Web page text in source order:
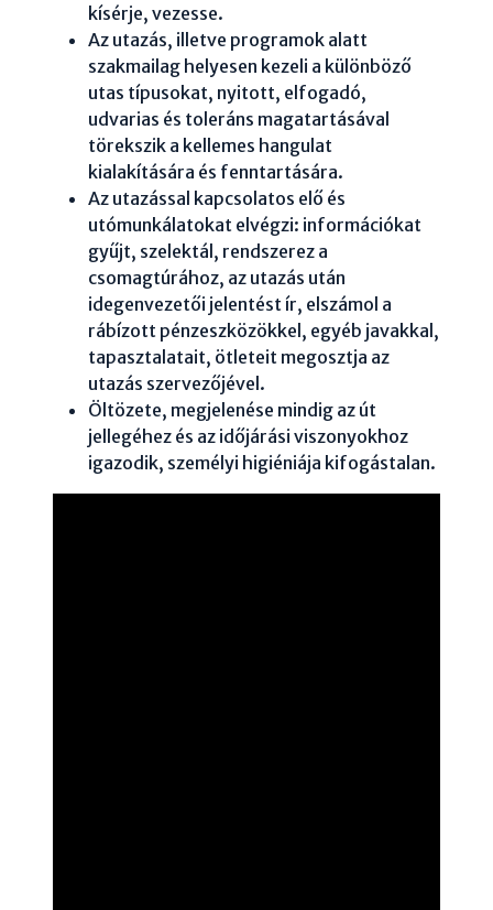
kísérje, vezesse.
Az utazás, illetve programok alatt
szakmailag helyesen kezeli a különböző
utas típusokat, nyitott, elfogadó,
udvarias és toleráns magatartásával
törekszik a kellemes hangulat
kialakítására és fenntartására.
Az utazással kapcsolatos elő és
utómunkálatokat elvégzi: információkat
gyűjt, szelektál, rendszerez a
csomagtúrához, az utazás után
idegenvezetői jelentést ír, elszámol a
rábízott pénzeszközökkel, egyéb javakkal,
tapasztalatait, ötleteit megosztja az
utazás szervezőjével.
Öltözete, megjelenése mindig az út
jellegéhez és az időjárási viszonyokhoz
igazodik, személyi higiéniája kifogástalan.